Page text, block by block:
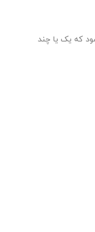
که یک یا چند